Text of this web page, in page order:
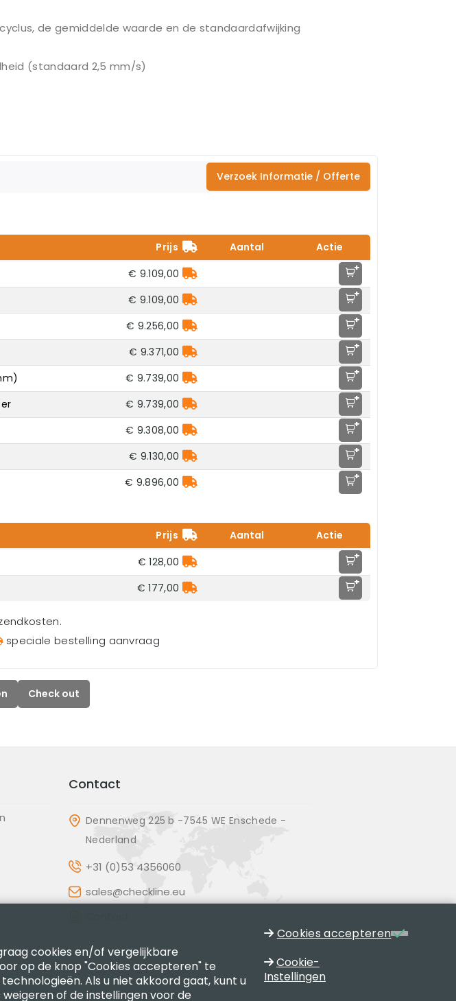
de gemiddelde waarde en de standaardafwijking
(standaard 2,5 mm/s)
Verzoek Informatie / Offerte
Prijs Aantal
Actie
€ 9.109,00 +
€ 9.109,00 +
€ 9.256,00 +
€ 9.371,00 +
€ 9.739,00 +
€ 9.739,00 +
€ 9.308,00 +
€ 9.130,00 +
€ 9.896,00 +
Prijs Aantal
Actie
€ 128,00 +
€ 177,00 +
speciale bestelling aanvraag
Check out
Contact
Dennenweg 225 b -7545 WE Enschede -
Nederland
+31 (0)53 4356060
sales@checkline.eu
cookies en/of vergelijkbare
op de knop "Cookies accepteren" te
Als u niet akkoord gaat, kunt u
of de instellingen voor de
Cookies accepteren
Cookie-
Instellingen